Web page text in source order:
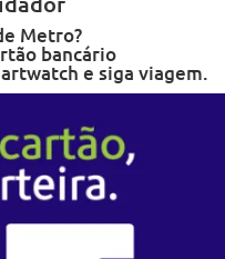
Metro?
bancário
e siga viagem.